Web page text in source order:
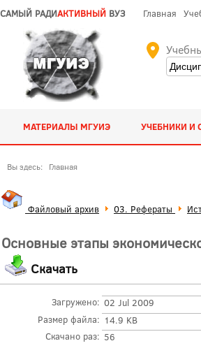
САМЫЙ РАДИАКТИВНЫЙ ВУЗ Главная
МАТЕРИАЛЫ МГУИЭ УЧЕБНИКИ И
Вы здесь: Главная
Файловый архив 03. Рефераты
Основные этапы
Скачать
Загружено: 02 Jul 2009
Размер файла: 14.9 KB
Скачано раз: 56